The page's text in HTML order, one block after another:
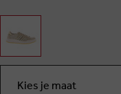
Kies je maat